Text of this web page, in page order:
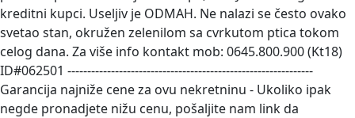
kreditni kupci. Useljiv je ODMAH. Ne nalazi se često ovako
svetao stan, okružen zelenilom sa cvrkutom ptica tokom
celog dana. Za više info kontakt mob: 0645.800.900 (Kt18)
ID#062501 --------------------------------------------------------------
Garancija najniže cene za ovu nekretninu - Ukoliko ipak
negde pronadjete nižu cenu, pošaljite nam link da